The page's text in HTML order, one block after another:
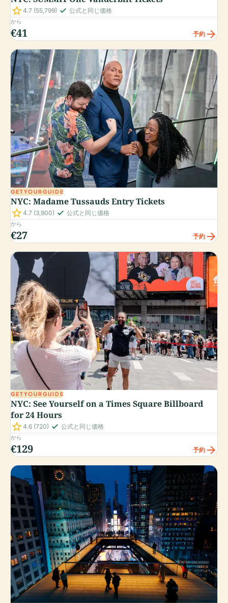
star4.7 (55,799) check_small 公式と同じ価格
から
€41 予約 arrow_forward
GETYOURGUIDE
NYC: Madame Tussauds Entry Tickets
star4.7 (3,900) check_small 公式と同じ価格
から
€27 予約 arrow_forward
GETYOURGUIDE
NYC: See Yourself on a Times Square Billboard
for 24 Hours
star4.6 (720) check_small 公式と同じ価格
から
€129 予約 arrow_forward